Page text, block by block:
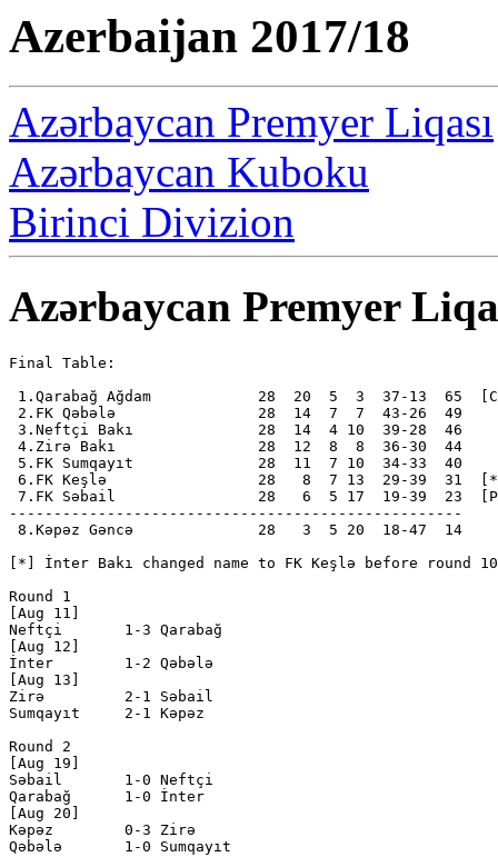
Azerbaijan 2017/18
Azərbaycan Premyer Liqası
Azərbaycan Kuboku
Birinci Divizion
Azərbaycan Premyer
Final Table:
1.Qarabağ Ağdam            28  20  5  3  37-13  65  [C]
2.FK Qəbələ                28  14  7  7  43-26  49
3.Neftçi Bakı              28  14  4 10  39-28  46
4.Zirə Bakı                28  12  8  8  36-30  44
5.FK Sumqayıt              28  11  7 10  34-33  40
6.FK Keşlə                 28   8  7 13  29-39  31
7.FK Səbail                28   6  5 17  19-39  23
---------------------------------------------------
8.Kəpəz Gəncə              28   3  5 20  18-47  14
[*] İnter Bakı changed name to FK Keşlə before round 10
Round 1
[Aug 11]
Neftçi       1-3 Qarabağ
[Aug 12]
İnter        1-2 Qəbələ
[Aug 13]
Zirə         2-1 Səbail
Sumqayıt     2-1 Kəpəz
Round 2
[Aug 19]
Səbail       1-0 Neftçi
Qarabağ      1-0 İnter
[Aug 20]
Kəpəz        0-3 Zirə
Qəbələ       1-0 Sumqayıt